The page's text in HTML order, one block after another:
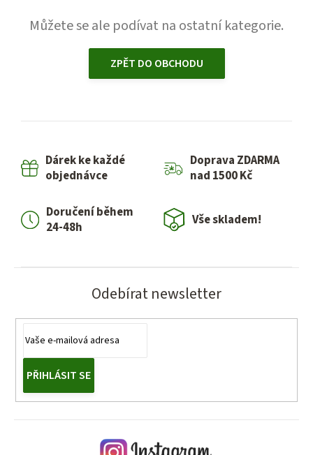
Můžete se ale podívat na ostatní kategorie.
ZPĚT DO OBCHODU
Dárek ke každé
objednávce
Doprava ZDARMA
nad 1500 Kč
Doručení během
24-48h
Vše skladem!
Odebírat newsletter
PŘIHLÁSIT SE